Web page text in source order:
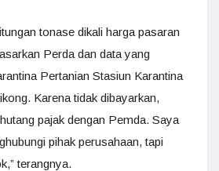
tonase dikali harga pasaran
Perda dan data yang
Pertanian Stasiun Karantina
Karena tidak dibayarkan,
pajak dengan Pemda. Saya
pihak perusahaan, tapi
terangnya.